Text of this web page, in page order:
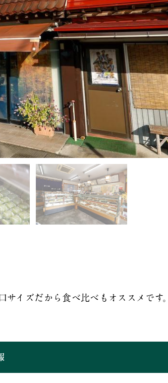
イズだから食べ比べもオススメです。